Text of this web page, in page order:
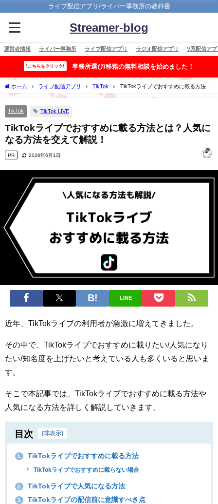
ライブ配信アプリ/ライバー事務所の教科書
Streamer-blog
運営者情報 ライバー事務所 ライブ配信アプリ ラジオ配信アプリ V系配信アプ
\こちらをクリック/ 事務所選び/移籍の無料相談を始めました！
ホーム ライブ配信アプリ TikTok
TikTokライブでおすすめに載る方法と
は？人気になる方法を交えて解説！
TikTok TikTok LIVE
TikTokライブでおすすめに載る方法とは？人気に
なる方法を交えて解説！
PR 2026年6月1日
LINE
近年、TikTokライブの利用者が急激に増えてきました。
その中で、TikTokライブでおすすめに載りたい/人気になり
たい/知名度を上げたいと考えている人も多くいると思いま
す。
そこで本記事では、TikTokライブでおすすめに載る方法や
人気になる方法を詳しく解説していきます。
目次 [非表示]
1. TikTokライブでおすすめに載る方法
TikTokライブでおすすめに載らない場合
2. TikTokライブで人気になる方法
3. TikTokライブの配信前に意識すべき点